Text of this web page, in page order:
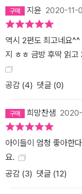
지윤 2020-11-
역시 2편도 최고네요
지 ㅎㅎ 금방 후딱 읽
공감 (4) 댓글 (0)
희망찬샘
아이들이 엄청 좋아한
요.
공감 (3) 댓글 (12)